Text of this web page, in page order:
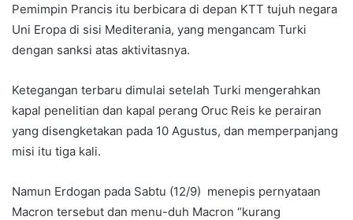
Pemimpin Prancis itu berbicara di depan KTT tujuh negara
Uni Eropa di sisi Mediterania, yang mengancam Turki
dengan sanksi atas aktivitasnya.
Ketegangan terbaru dimulai setelah Turki mengerahkan
kapal penelitian dan kapal perang Oruc Reis ke perairan
yang disengketakan pada 10 Agustus, dan memperpanjang
misi itu tiga kali.
Namun Erdogan pada Sabtu (12/9) menepis pernyataan
Macron tersebut dan menu-duh Macron “kurang